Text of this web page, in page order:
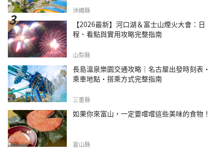
沖繩縣
【2026最新】河口湖＆富士山煙火大會：日
程、看點與實用攻略完整指南
山梨縣
長島溫泉樂園交通攻略｜名古屋出發時刻表・
乘車地點・搭乘方式完整指南
三重縣
如果你來富山，一定要嚐嚐這些美味的食物！
富山縣